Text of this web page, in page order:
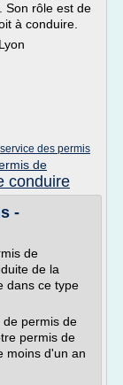
Son rôle est de
à conduire.
service des permis
de
conduire
-
de
de la
dans ce type
de permis de
permis de
moins d'un an